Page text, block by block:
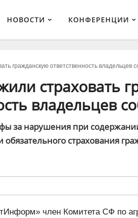
НОВОСТИ КОНФЕРЕНЦИИ
гражданскую ответственность владельцев
страховать
владельцев
за нарушения при
страхования
член Комитета СФ по